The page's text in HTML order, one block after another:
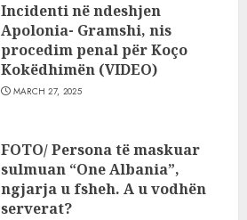
Incidenti në ndeshjen
Apolonia- Gramshi, nis
procedim penal për Koço
Kokëdhimën (VIDEO)
MARCH 27, 2025
FOTO/ Persona të maskuar
sulmuan “One Albania”,
ngjarja u fsheh. A u vodhën
serverat?